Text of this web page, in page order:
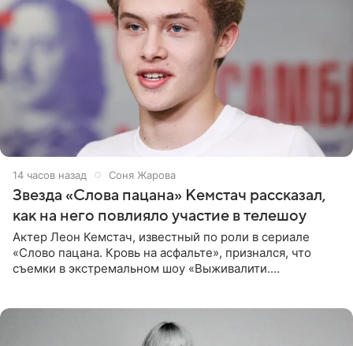
14 часов назад Соня Жарова
Звезда «Слова пацана» Кемстач рассказал,
как на него повлияло участие в телешоу
Актер Леон Кемстач, известный по роли в сериале
«Слово пацана. Кровь на асфальте», признался, что
съемки в экстремальном шоу «Выживалити.